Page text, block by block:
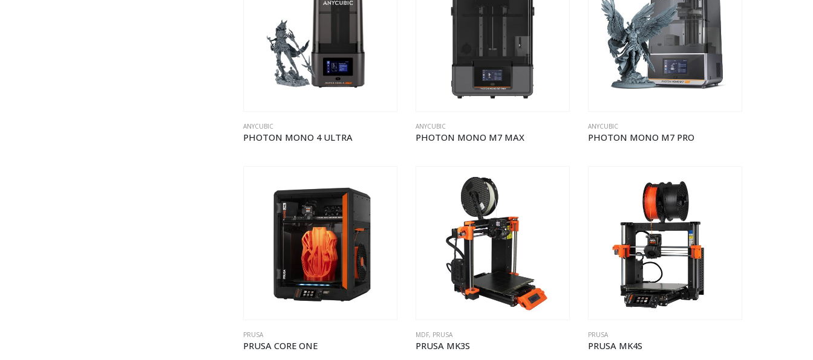
ANYCUBIC
PHOTON MONO 4 ULTRA
ANYCUBIC
PHOTON MONO M7 MAX
ANYCUBIC
PHOTON MONO M7 PRO
PRUSA
PRUSA CORE ONE
MDF, PRUSA
PRUSA MK3S
PRUSA
PRUSA MK4S